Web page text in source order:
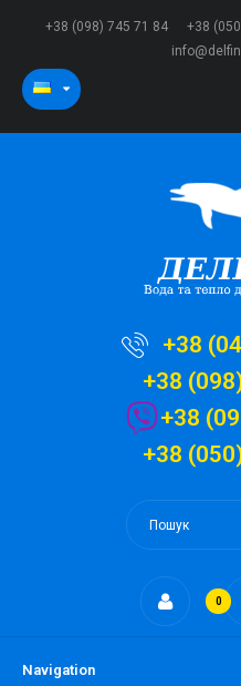
+38 (098) 745 71 84 +38
+38
+38
+38
+38
0
Navigation